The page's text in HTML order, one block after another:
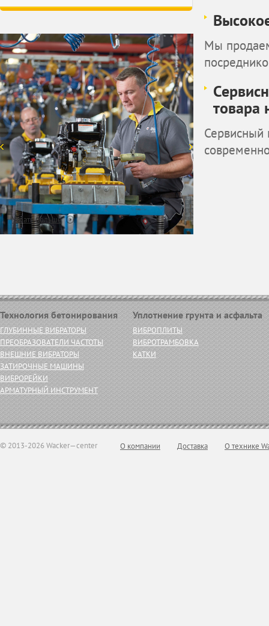
Узнать больше
Мы
товара
Сервисный
Технология бетонирования
ГЛУБИННЫЕ ВИБРАТОРЫ
ПРЕОБРАЗОВАТЕЛИ ЧАСТОТЫ
ВНЕШНИЕ ВИБРАТОРЫ
ЗАТИРОЧНЫЕ МАШИНЫ
ВИБРОРЕЙКИ
АРМАТУРНЫЙ ИНСТРУМЕНТ
Уплотнение грунта и асфальта
ВИБРОПЛИТЫ
ВИБРОТРАМБОВКА
КАТКИ
© 2013-2026 Wacker—center О компании Доставка О технике